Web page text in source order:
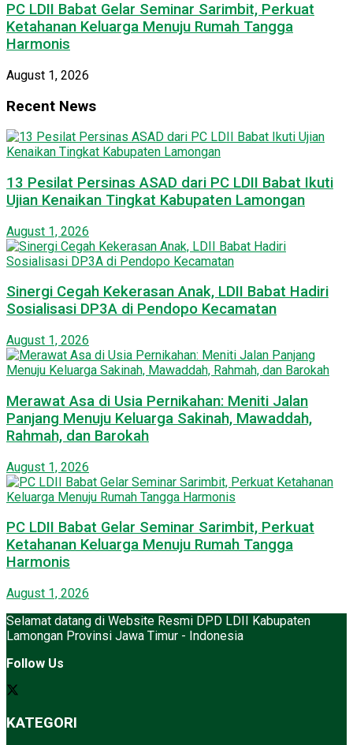
PC LDII Babat Gelar Seminar Sarimbit, Perkuat
Ketahanan Keluarga Menuju Rumah Tangga
Harmonis
August 1, 2026
Recent News
13 Pesilat Persinas ASAD dari PC LDII Babat Ikuti
Ujian Kenaikan Tingkat Kabupaten Lamongan
August 1, 2026
Sinergi Cegah Kekerasan Anak, LDII Babat Hadiri
Sosialisasi DP3A di Pendopo Kecamatan
August 1, 2026
Merawat Asa di Usia Pernikahan: Meniti Jalan
Panjang Menuju Keluarga Sakinah, Mawaddah,
Rahmah, dan Barokah
August 1, 2026
PC LDII Babat Gelar Seminar Sarimbit, Perkuat
Ketahanan Keluarga Menuju Rumah Tangga
Harmonis
August 1, 2026
Selamat datang di Website Resmi DPD LDII Kabupaten
Lamongan Provinsi Jawa Timur - Indonesia
Follow Us
KATEGORI